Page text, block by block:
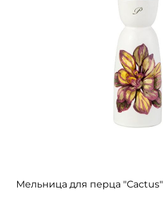
Мельница для перца "Cactus"